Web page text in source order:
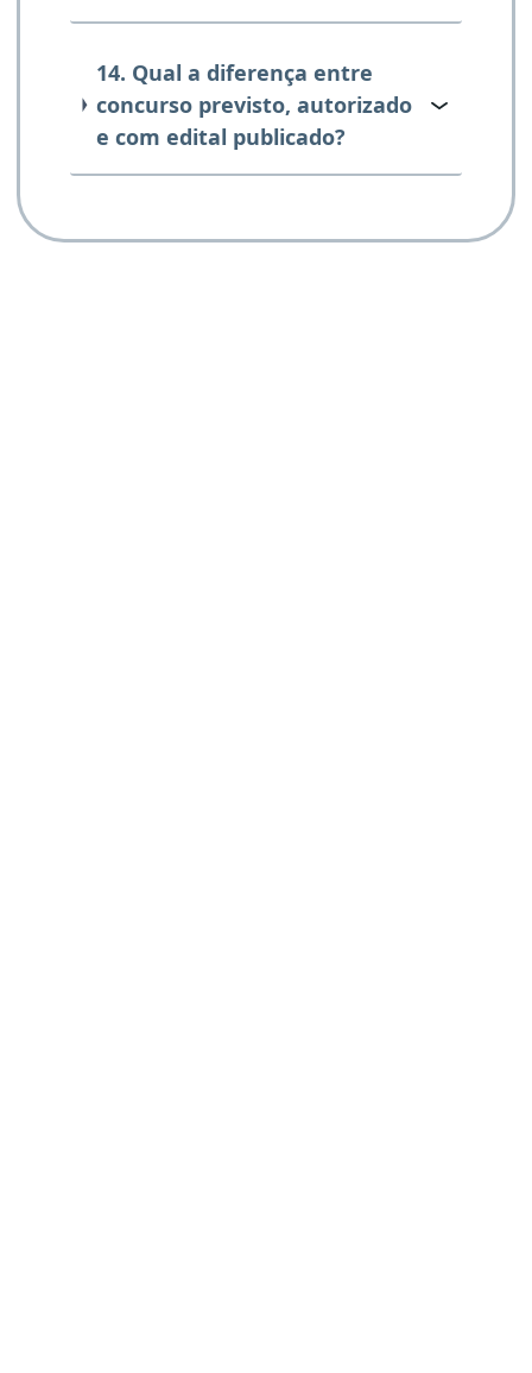
14. Qual a diferença entre
concurso previsto, autorizado
e com edital publicado?